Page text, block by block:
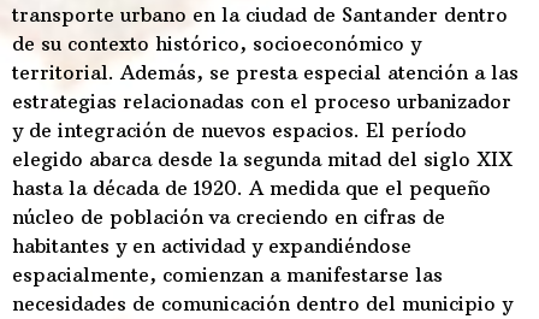
transporte urbano en la ciudad de Santander dentro
de su contexto histórico, socioeconómico y
territorial. Además, se presta especial atención a las
estrategias relacionadas con el proceso urbanizador
y de integración de nuevos espacios. El período
elegido abarca desde la segunda mitad del siglo XIX
hasta la década de 1920. A medida que el pequeño
núcleo de población va creciendo en cifras de
habitantes y en actividad y expandiéndose
espacialmente, comienzan a manifestarse las
necesidades de comunicación dentro del municipio y